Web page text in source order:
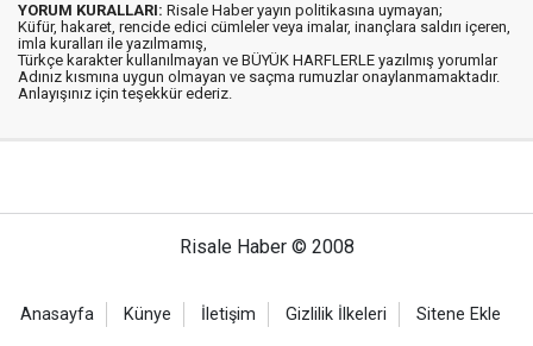
YORUM KURALLARI: Risale Haber yayın politikasına uymayan;
Küfür, hakaret, rencide edici cümleler veya imalar, inançlara saldırı içeren,
imla kuralları ile yazılmamış,
Türkçe karakter kullanılmayan ve BÜYÜK HARFLERLE yazılmış yorumlar
Adınız kısmına uygun olmayan ve saçma rumuzlar onaylanmamaktadır.
Anlayışınız için teşekkür ederiz.
Risale Haber © 2008
Anasayfa Künye İletişim Gizlilik İlkeleri Sitene Ekle